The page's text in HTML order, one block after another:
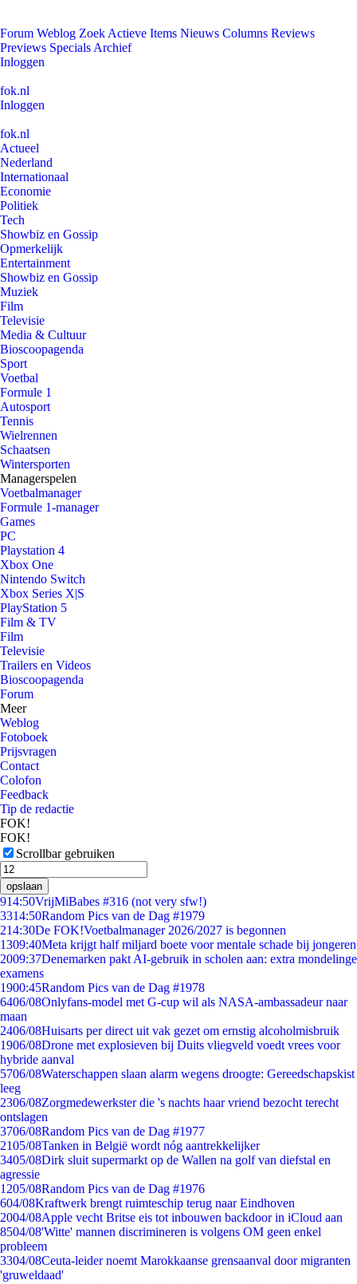
Forum Weblog Zoek Actieve Items Nieuws Columns Reviews
Previews Specials Archief
Inloggen
fok.nl
Inloggen
fok.nl
Actueel
Nederland
Internationaal
Economie
Politiek
Tech
Showbiz en Gossip
Opmerkelijk
Entertainment
Showbiz en Gossip
Muziek
Film
Televisie
Media & Cultuur
Bioscoopagenda
Sport
Voetbal
Formule 1
Autosport
Tennis
Wielrennen
Schaatsen
Wintersporten
Managerspelen
Voetbalmanager
Formule 1-manager
Games
PC
Playstation 4
Xbox One
Nintendo Switch
Xbox Series X|S
PlayStation 5
Film & TV
Film
Televisie
Trailers en Videos
Bioscoopagenda
Forum
Meer
Weblog
Fotoboek
Prijsvragen
Contact
Colofon
Feedback
Tip de redactie
FOK!
FOK!
Scrollbar gebruiken
opslaan
914:50VrijMiBabes #316 (not very sfw!)
3314:50Random Pics van de Dag #1979
214:30De FOK!Voetbalmanager 2026/2027 is begonnen
1309:40Meta krijgt half miljard boete voor mentale schade bij jongeren
2009:37Denemarken pakt AI-gebruik in scholen aan: extra mondelinge
examens
1900:45Random Pics van de Dag #1978
6406/08Onlyfans-model met G-cup wil als NASA-ambassadeur naar
maan
2406/08Huisarts per direct uit vak gezet om ernstig alcoholmisbruik
1906/08Drone met explosieven bij Duits vliegveld voedt vrees voor
hybride aanval
5706/08Waterschappen slaan alarm wegens droogte: Gereedschapskist
leeg
2306/08Zorgmedewerkster die 's nachts haar vriend bezocht terecht
ontslagen
3706/08Random Pics van de Dag #1977
2105/08Tanken in België wordt nóg aantrekkelijker
3405/08Dirk sluit supermarkt op de Wallen na golf van diefstal en
agressie
1205/08Random Pics van de Dag #1976
604/08Kraftwerk brengt ruimteschip terug naar Eindhoven
2004/08Apple vecht Britse eis tot inbouwen backdoor in iCloud aan
8504/08'Witte' mannen discrimineren is volgens OM geen enkel
probleem
3304/08Ceuta-leider noemt Marokkaanse grensaanval door migranten
'gruweldaad'